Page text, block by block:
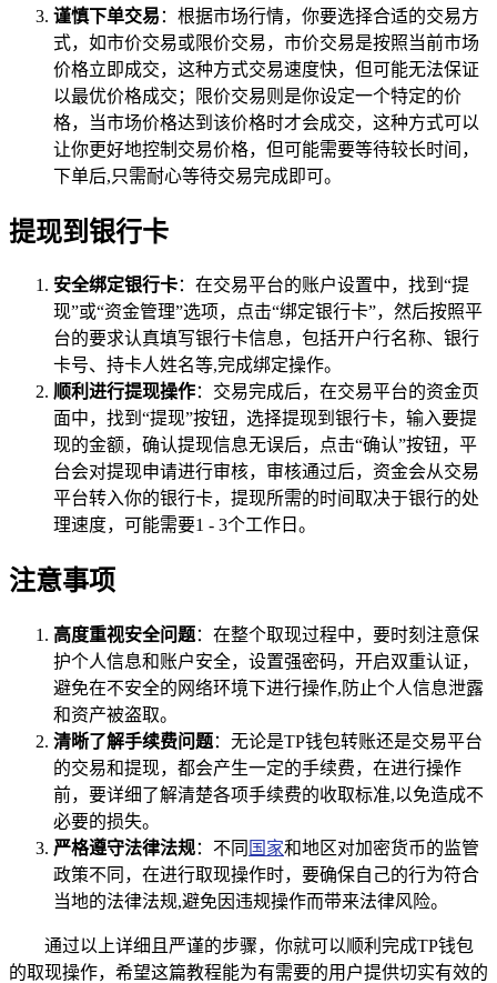
谨慎下单交易 ：根据市场行情，你要选择合适的交易方
式，如市价交易或限价交易，市价交易是按照当前市场
价格立即成交，这种方式交易速度快，但可能无法保证
以最优价格成交；限价交易则是你设定一个特定的价
格，当市场价格达到该价格时才会成交，这种方式可以
让你更好地控制交易价格，但可能需要等待较长时间，
下单后,只需耐心等待交易完成即可。
提现到银行卡
安全绑定银行卡：在交易平台的账户设置中，找到“提
现”或“资金管理”选项，点击“绑定银行卡”，然后按照平
台的要求认真填写银行卡信息，包括开户行名称、银行
卡号、持卡人姓名等,完成绑定操作。
顺利进行提现操作：交易完成后，在交易平台的资金页
面中，找到“提现”按钮，选择提现到银行卡，输入要提
现的金额，确认提现信息无误后，点击“确认”按钮，平
台会对提现申请进行审核，审核通过后，资金会从交易
平台转入你的银行卡，提现所需的时间取决于银行的处
理速度，可能需要1 - 3个工作日。
注意事项
高度重视安全问题：在整个取现过程中，要时刻注意保
护个人信息和账户安全，设置强密码，开启双重认证，
避免在不安全的网络环境下进行操作,防止个人信息泄露
和资产被盗取。
清晰了解手续费问题：无论是TP钱包转账还是交易平台
的交易和提现，都会产生一定的手续费，在进行操作
前，要详细了解清楚各项手续费的收取标准,以免造成不
必要的损失。
严格遵守法律法规：不同 国家和地区对加密货币的监管
政策不同，在进行取现操作时，要确保自己的行为符合
当地的法律法规,避免因违规操作而带来法律风险。
通过以上详细且严谨的步骤，你就可以顺利完成TP钱包
的取现操作，希望这篇教程能为有需要的用户提供切实有效的